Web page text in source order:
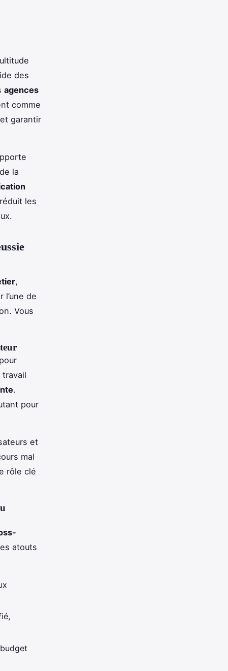
des
agences
comme
garantir
la
les
,
l’une de
Vous
.
pour
et
mal
rôle clé
atouts